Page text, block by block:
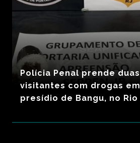
Polícia Penal prende duas
visitantes com drogas em
presídio de Bangu, no Rio